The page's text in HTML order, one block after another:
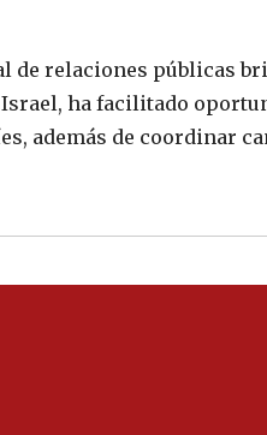
de relaciones públicas
ha facilitado
además de coordinar